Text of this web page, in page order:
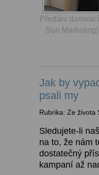
Předání
Sun
Jak by
psali my
Rubrika: Ze života
Sledujete-li
na to, že nám
dostatečný
kampaní až